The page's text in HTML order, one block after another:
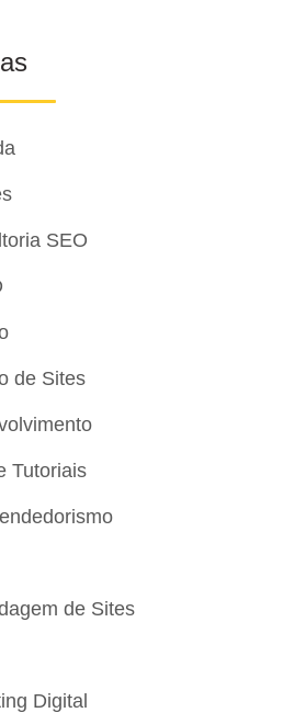
SEO
de Sites
Tutoriais
de Sites
Digital